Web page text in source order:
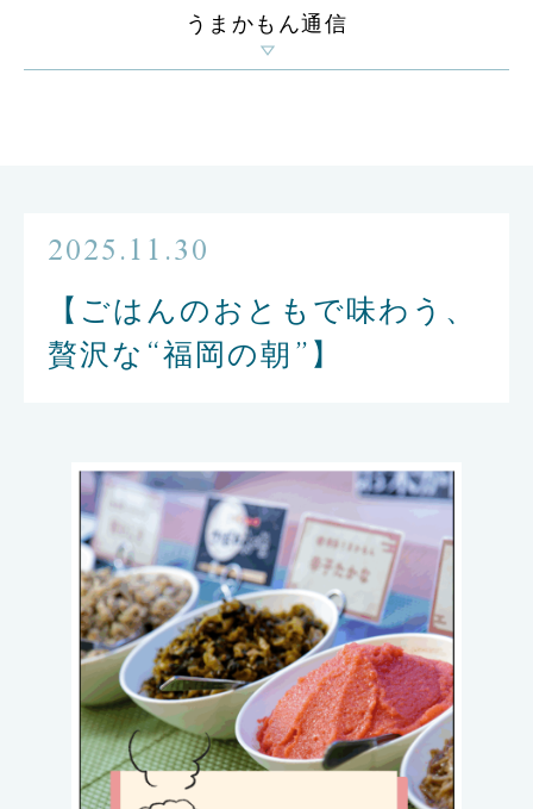
うまかもん通信
2025.11.30
【ごはんのおともで味わう、
贅沢な“福岡の朝”】